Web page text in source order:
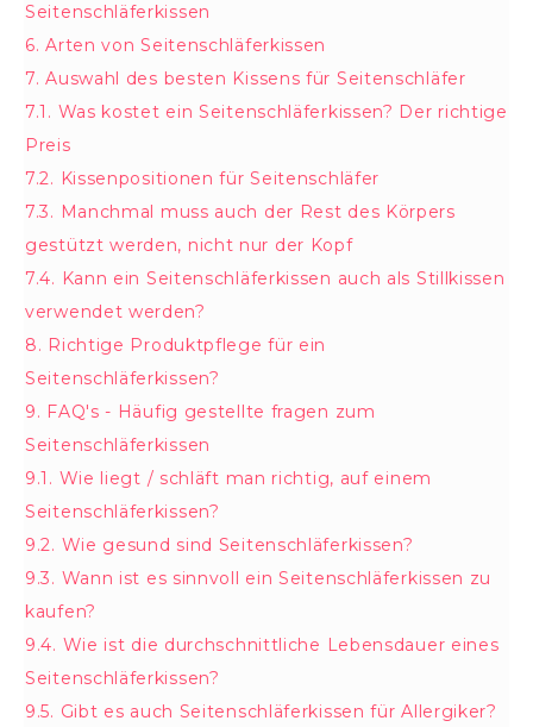
Seitenschläferkissen
6. Arten von Seitenschläferkissen
7. Auswahl des besten Kissens für Seitenschläfer
7.1. Was kostet ein Seitenschläferkissen? Der richtige
Preis
7.2. Kissenpositionen für Seitenschläfer
7.3. Manchmal muss auch der Rest des Körpers
gestützt werden, nicht nur der Kopf
7.4. Kann ein Seitenschläferkissen auch als Stillkissen
verwendet werden?
8. Richtige Produktpflege für ein
Seitenschläferkissen?
9. FAQ's - Häufig gestellte fragen zum
Seitenschläferkissen
9.1. Wie liegt / schläft man richtig, auf einem
Seitenschläferkissen?
9.2. Wie gesund sind Seitenschläferkissen?
9.3. Wann ist es sinnvoll ein Seitenschläferkissen zu
kaufen?
9.4. Wie ist die durchschnittliche Lebensdauer eines
Seitenschläferkissen?
9.5. Gibt es auch Seitenschläferkissen für Allergiker?